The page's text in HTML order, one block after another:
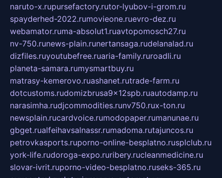
naruto-x.rupursefactory.rutor-lyubov-i-grom.ru
spayderhed-2022.rumovieone.ruevro-dez.ru
webamator.ruma-absolut1.ruavtopomosch27.ru
nv-750.runews-plain.runertansaga.rudelanalad.ru
dizfiles.ruyoutubefree.ruaria-family.ruroadli.ru
planeta-samara.rumysmartbuy.ru
matrasy-kemerovo.ruashanet.rutrade-farm.ru
dotcustoms.rudomizbrusa9x12spb.ruautodamp.ru
narasimha.rudjcommodities.runv750.rux-ton.ru
newsplain.rucardvoice.rumodopaper.rumanunae.ru
gbget.rualfeihavsalnassr.rumadoma.rutajuncos.ru
petrovkasports.ruporno-online-besplatno.rusplclub.ru
york-life.rudoroga-expo.ruribery.rucleanmedicine.ru
slovar-ivrit.ruporno-video-besplatno.ruseks-365.ru